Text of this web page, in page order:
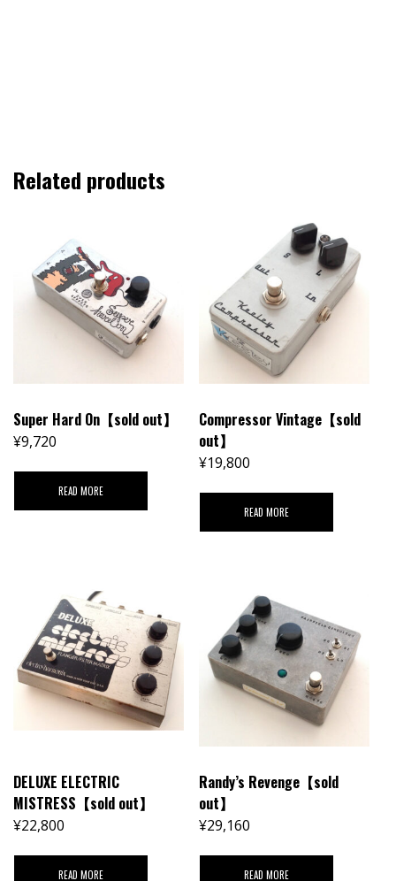
Related products
Super Hard On【sold out】
¥9,720
READ MORE
Compressor Vintage【sold
out】
¥19,800
READ MORE
DELUXE ELECTRIC
MISTRESS【sold out】
¥22,800
READ MORE
Randy’s Revenge【sold
out】
¥29,160
READ MORE